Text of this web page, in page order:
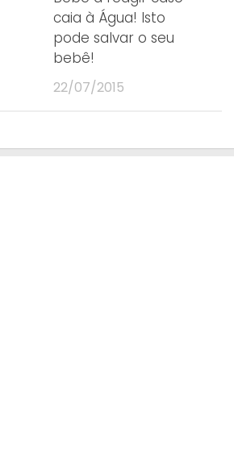
caia à Água! Isto
pode salvar o seu
bebê!
22/07/2015